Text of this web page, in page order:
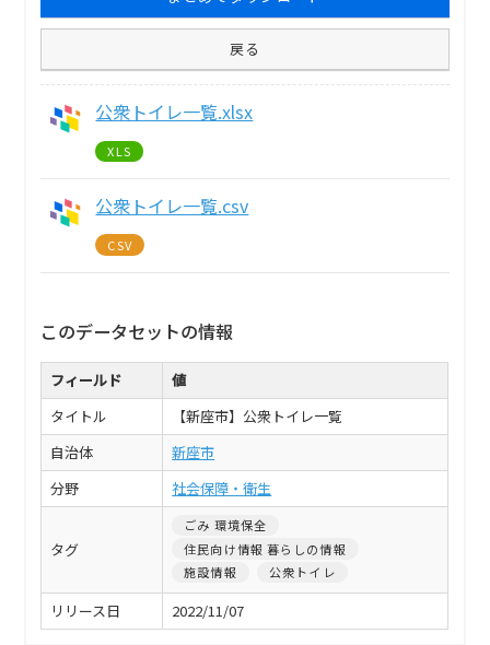
戻る
公衆トイレ一覧.xlsx
XLS
公衆トイレ一覧.csv
CSV
このデータセットの情報
フィールド
値
タイトル
【新座市】公衆トイレ一覧
自治体
新座市
分野
社会保障・衛生
タグ
ごみ 環境保全
住民向け情報 暮らしの情報
施設情報
公衆トイレ
リリース日 2022/11/07